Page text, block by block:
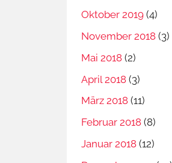
Oktober 2019 (4)
November 2018 (3)
Mai 2018 (2)
April 2018 (3)
März 2018 (11)
Februar 2018 (8)
Januar 2018 (12)